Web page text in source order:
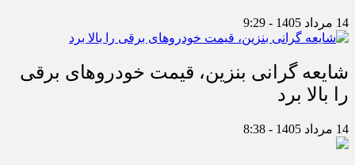
14 مرداد 1405 - 9:29
شایعه گرانی بنزین، قیمت خودروهای برقی
را بالا برد
14 مرداد 1405 - 8:38